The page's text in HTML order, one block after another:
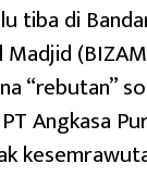
tiba di
Madjid
“rebutan”
Angkasa